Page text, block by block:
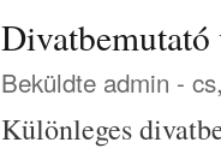
Beküldte admin -
Különleges